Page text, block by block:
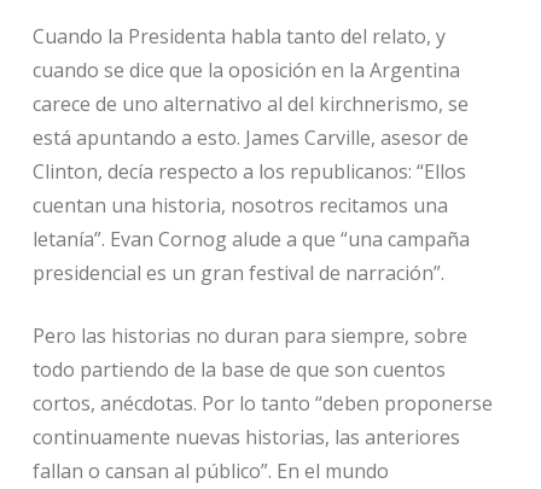
Cuando la Presidenta habla tanto del relato, y
cuando se dice que la oposición en la Argentina
carece de uno alternativo al del kirchnerismo, se
está apuntando a esto. James Carville, asesor de
Clinton, decía respecto a los republicanos: “Ellos
cuentan una historia, nosotros recitamos una
letanía”. Evan Cornog alude a que “una campaña
presidencial es un gran festival de narración”.
Pero las historias no duran para siempre, sobre
todo partiendo de la base de que son cuentos
cortos, anécdotas. Por lo tanto “deben proponerse
continuamente nuevas historias, las anteriores
fallan o cansan al público”. En el mundo